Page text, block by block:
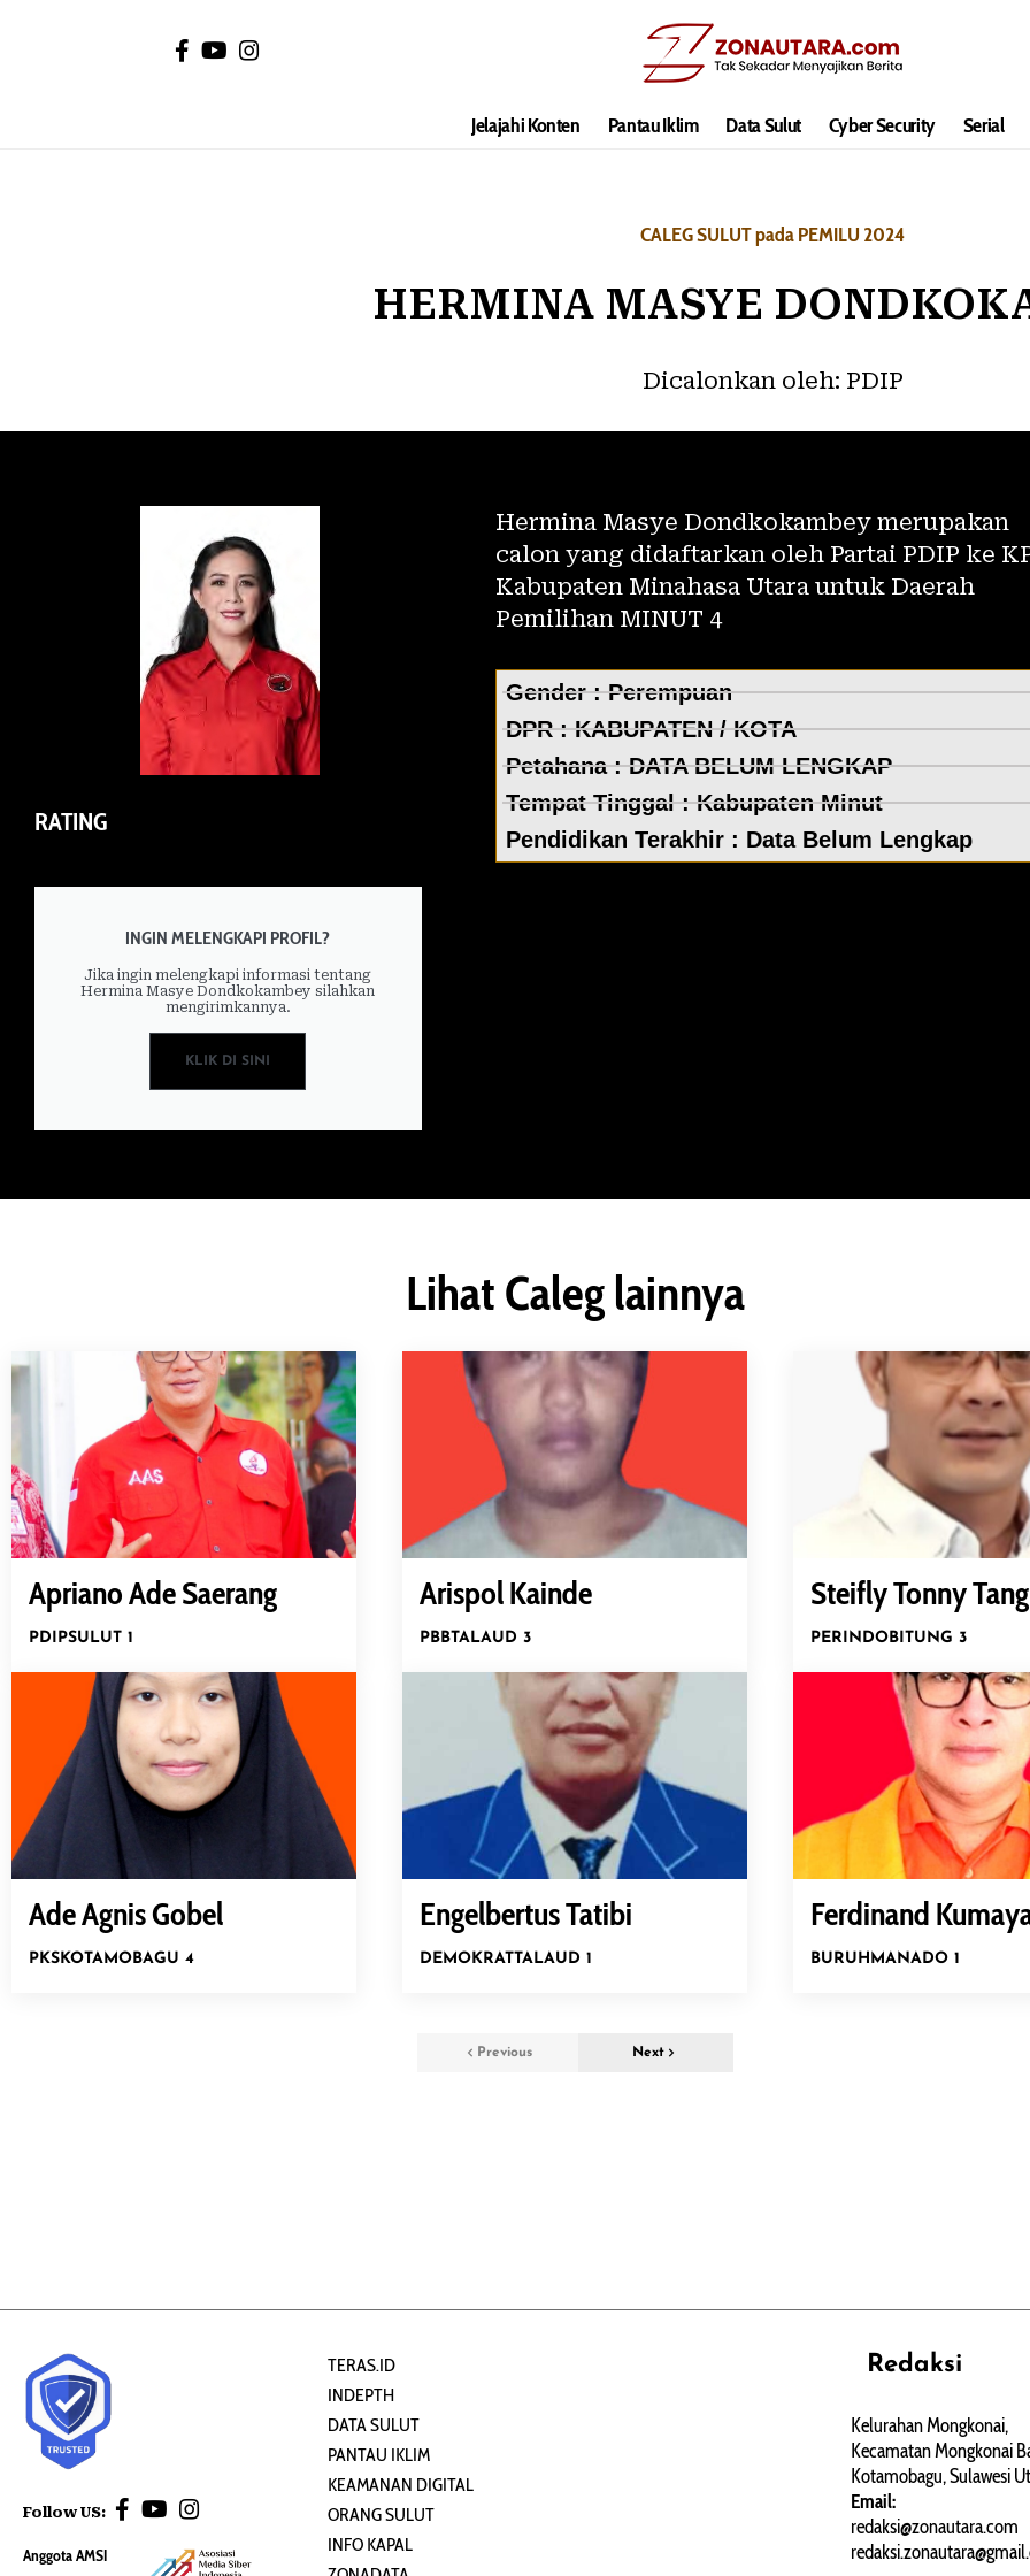
Jelajahi Konten Pantau Iklim Data Sulut Cyber Security Serial
CALEG SULUT pada PEMILU 2024
HERMINA MASYE
Dicalonkan oleh: PDIP
RATING
INGIN MELENGKAPI PROFIL?
Jika ingin melengkapi informasi tentang
Hermina Masye Dondkokambey silahkan
mengirimkannya.
KLIK DI SINI
Hermina Masye Dondkokambey merupakan
calon yang didaftarkan oleh Partai PDIP ke
Kabupaten Minahasa Utara untuk Daerah
Pemilihan MINUT 4
Gender : Perempuan
DPR :KABUPATEN / KOTA
Petahana : DATA BELUM LENGKAP
Tempat Tinggal :Kabupaten Minut
Pendidikan Terakhir : Data Belum Lengkap
Lihat Caleg lainnya
Apriano Ade Saerang
PDIPSULUT 1
Arispol Kainde
PBBTALAUD 3
Steifly Tonny
PERINDOBITUNG 3
Ade Agnis Gobel
PKSKOTAMOBAGU 4
Engelbertus Tatibi
DEMOKRATTALAUD 1
Ferdinand
BURUH MANADO 1
Previous Next
Follow US:
Anggota AMSI
TERAS.ID
INDEPTH
DATA SULUT
PANTAU IKLIM
KEAMANAN DIGITAL
ORANG SULUT
INFO KAPAL
Redaksi
Kelurahan Mongkonai,
Kecamatan Mongkonai
Kotamobagu, Sulawesi
Email:
redaksi@zonautara.com